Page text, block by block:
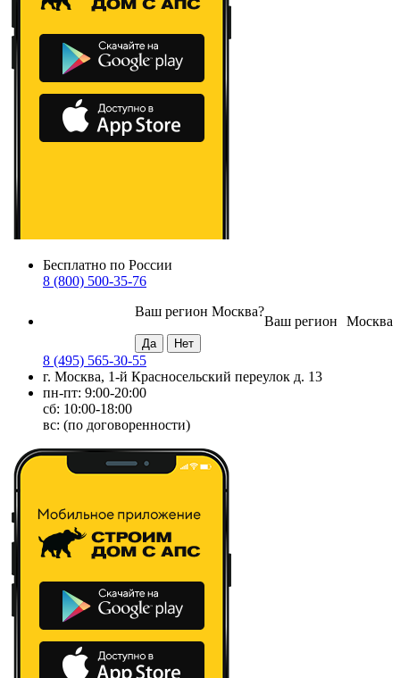
Бесплатно по России
8 (800) 500-35-76
Москва
Ваш регион
Ваш регион Москва?
8 (495) 565-30-55
г. Москва, 1-й Красносельский переулок д. 13
пн-пт: 9:00-20:00
сб: 10:00-18:00
вс: (по договоренности)